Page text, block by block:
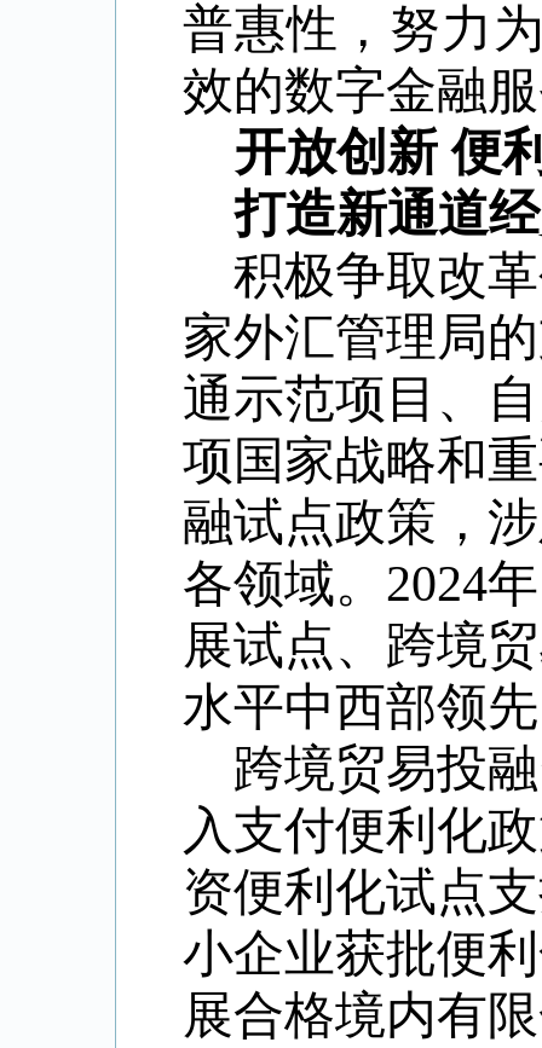
普惠性，努力
效的数字金融
开放创新 便
打造新通道
积极争取改
家外汇管理局
通示范项目、
项国家战略和
融试点政策，
各领域。2024
展试点、跨境
水平中西部领
跨境贸易投
入支付便利化
资便利化试点
小企业获批便
展合格境内有